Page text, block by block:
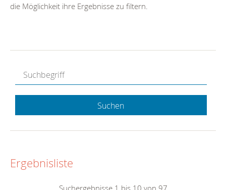
die Möglichkeit ihre Ergebnisse zu filtern.
Suchen
Ergebnisliste